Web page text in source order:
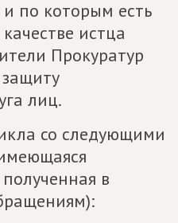
по которым есть
истца
Прокуратур
лиц.
со следующими
в